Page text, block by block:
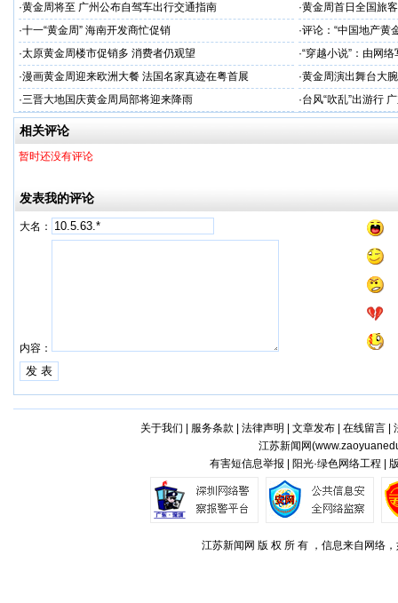
·黄金周将至 广州公布自驾车出行交通指南 ·黄金周首日全国旅
·十一“黄金周” 海南开发商忙促销 ·评论：“中国地产黄
·太原黄金周楼市促销多 消费者仍观望 ·“穿越小说”：由网
·漫画黄金周迎来欧洲大餐 法国名家真迹在粤首展 ·黄金周演出舞台大
·三晋大地国庆黄金周局部将迎来降雨 ·台风“吹乱”出游行
相关评论
暂时还没有评论
发表我的评论
大名：
内容：
关于我们 服务条款 法律声明 文章发布| 在线留言|
江苏新闻网(
有害短信息举报 | 阳光·绿色网络工程 |
江苏新闻网 版 权 所 有 ，信息来自网络